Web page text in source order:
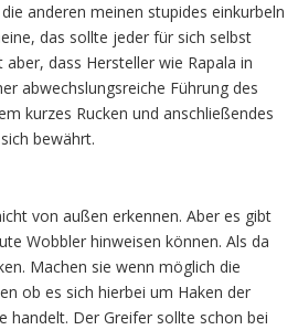
anderen meinen stupides einkurbeln
das sollte jeder für sich selbst
dass Hersteller wie Rapala in
abwechslungsreiche Führung des
kurzes Rucken und anschließendes
bewährt.
von außen erkennen. Aber es gibt
Wobbler hinweisen können. Als da
Machen sie wenn möglich die
ob es sich hierbei um Haken der
handelt. Der Greifer sollte schon bei